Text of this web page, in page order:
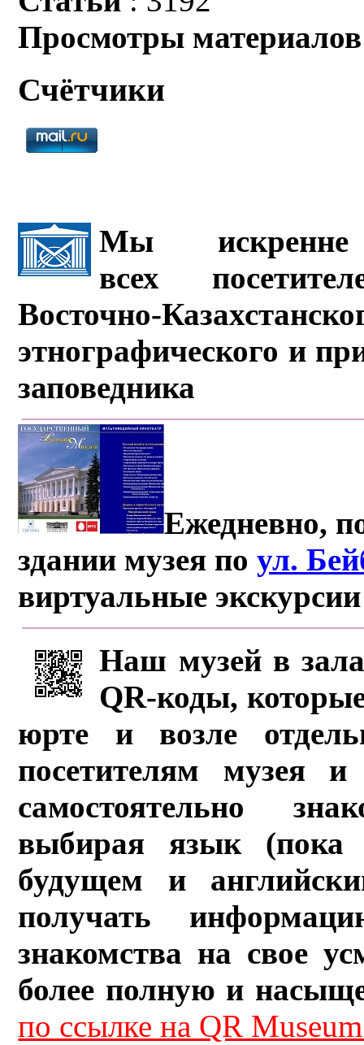
Просмотры материалов
Счётчики
Мы искренне
всех
Восточно-
этнографического и
заповедника
Ежедневно,
здании музея поул.
виртуальные
Наш музей в
QR-коды,
юрте и возле
посетителям музея и
самостоятельно
выбирая язык (пока
будущем и
получать
знакомства на свое
более полную и
по ссылке на QR